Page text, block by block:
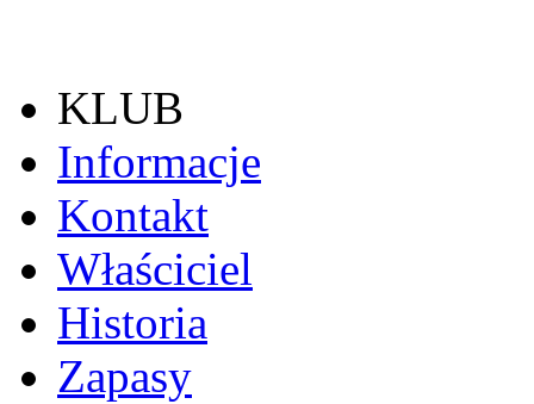
KLUB
Informacje
Kontakt
Właściciel
Historia
Zapasy